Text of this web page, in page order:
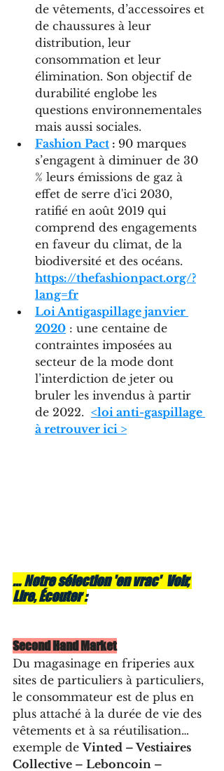
de vêtements, d’accessoires et
de chaussures à leur
distribution, leur
consommation et leur
élimination. Son objectif de
durabilité englobe les
questions environnementales
mais aussi sociales.
Fashion Pact : 90 marques
s’engagent à diminuer de 30
% leurs émissions de gaz à
effet de serre d'ici 2030,
ratifié en août 2019 qui
comprend des engagements
en faveur du climat, de la
biodiversité et des océans.
https://thefashionpact.org/?
lang=fr
Loi Antigaspillage janvier
2020 : une centaine de
contraintes imposées au
secteur de la mode dont
l’interdiction de jeter ou
bruler les invendus à partir
de 2022. <loi anti-gaspillage
à retrouver ici >
... Notre sélection 'en vrac'  Voir,
Lire, Écouter :
Second Hand Market
Du magasinage en friperies aux
sites de particuliers à particuliers,
le consommateur est de plus en
plus attaché à la durée de vie des
vêtements et à sa réutilisation…
exemple de Vinted – Vestiaires
Collective – Leboncoin –